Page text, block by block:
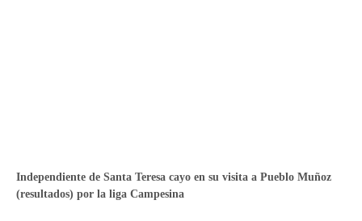
Independiente de Santa Teresa cayo en su visita a Pueblo Muñoz
(resultados) por la liga Campesina